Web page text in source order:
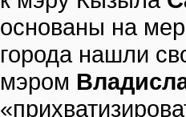
основаны на
города нашли
мэром